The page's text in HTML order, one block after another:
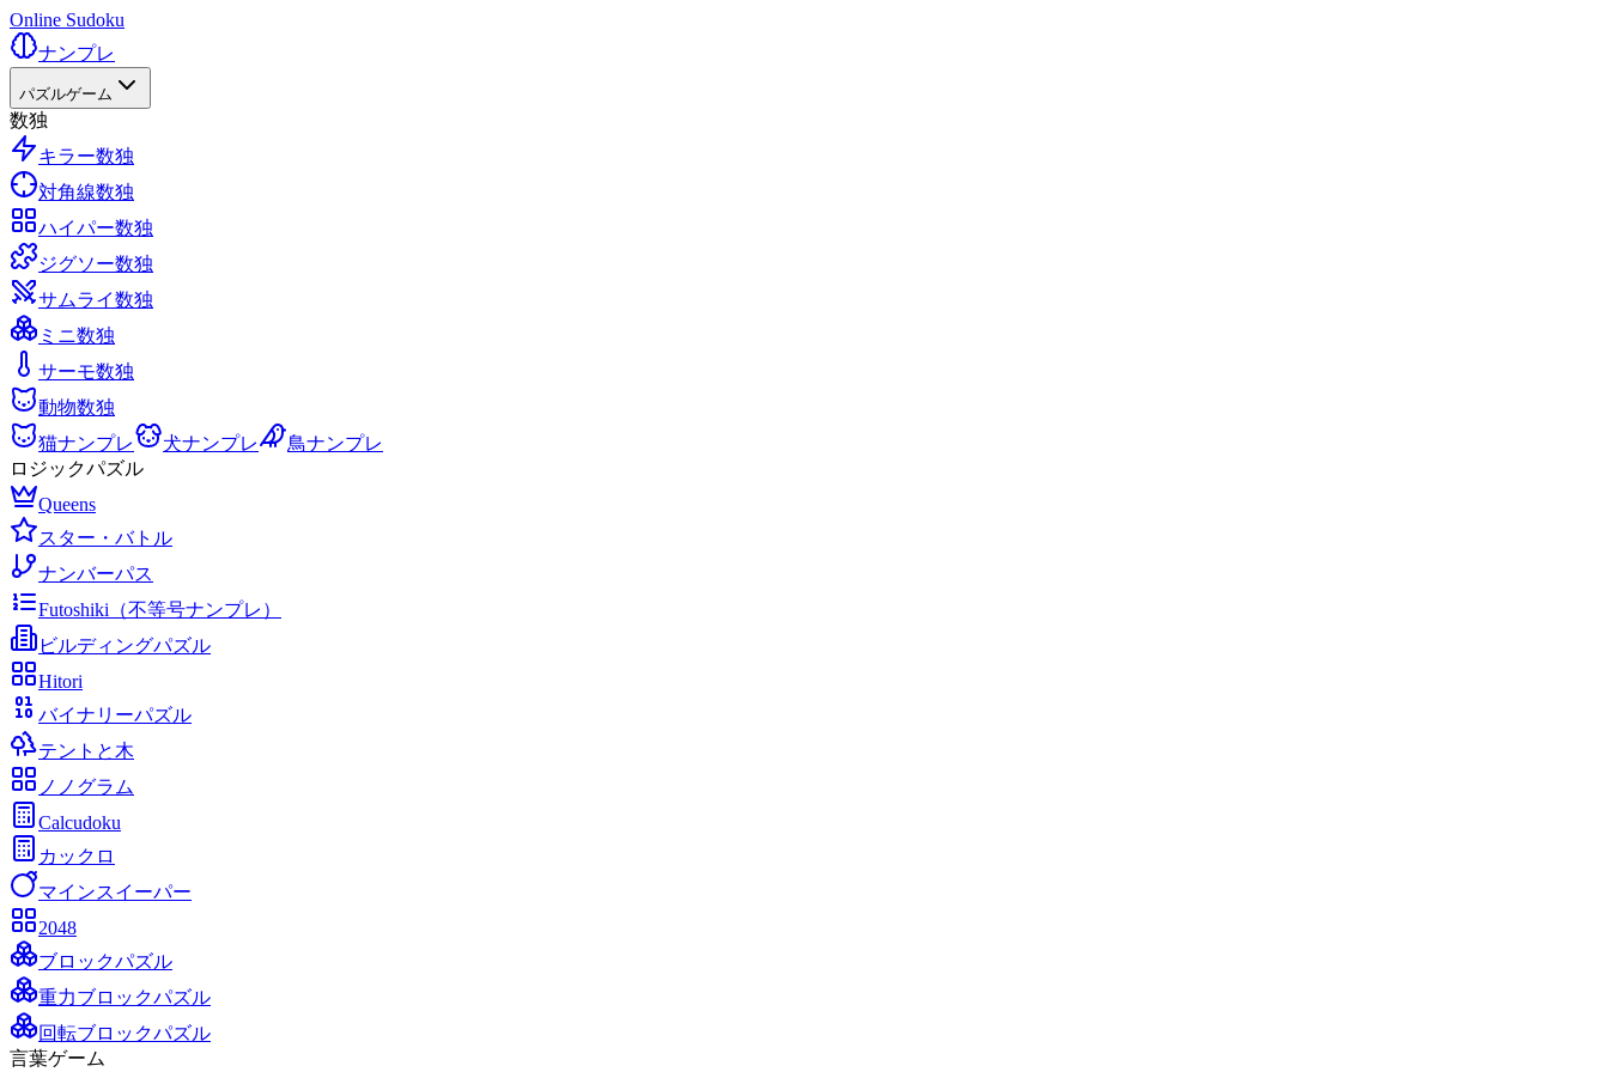
Online Sudoku
ナンプレ
パズルゲーム
数独
キラー数独
対角線数独
ハイパー数独
ジグソー数独
サムライ数独
ミニ数独
サーモ数独
動物数独
猫ナンプレ
犬ナンプレ
鳥ナンプレ
ロジックパズル
Queens
スター・バトル
ナンバーパス
Futoshiki（不等号ナンプレ）
ビルディングパズル
Hitori
バイナリーパズル
テントと木
ノノグラム
Calcudoku
カックロ
マインスイーパー
2048
ブロックパズル
重力ブロックパズル
回転ブロックパズル
言葉ゲーム